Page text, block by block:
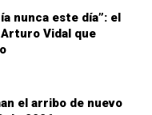
nunca este día”: el
Vidal que
el arribo de nuevo